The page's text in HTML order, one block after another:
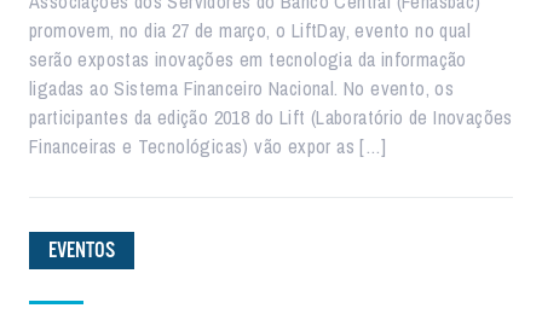
promovem, no dia 27 de março, o LiftDay, evento no qual
serão expostas inovações em tecnologia da informação
ligadas ao Sistema Financeiro Nacional. No evento, os
participantes da edição 2018 do Lift (Laboratório de Inovações
Financeiras e Tecnológicas) vão expor as […]
EVENTOS